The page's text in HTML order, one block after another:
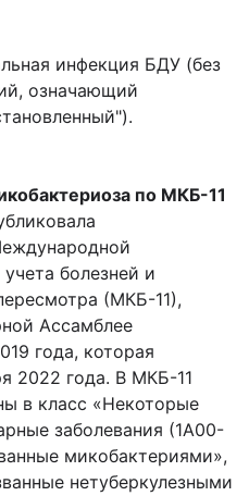
инфекция БДУ (без
означающий
по МКБ-11
болезней и
(МКБ-11),
Ассамблее
года, которая
2022 года. В МКБ-11
в класс «Некоторые
заболевания (1A00-
микобактериями»,
нетуберкулезными